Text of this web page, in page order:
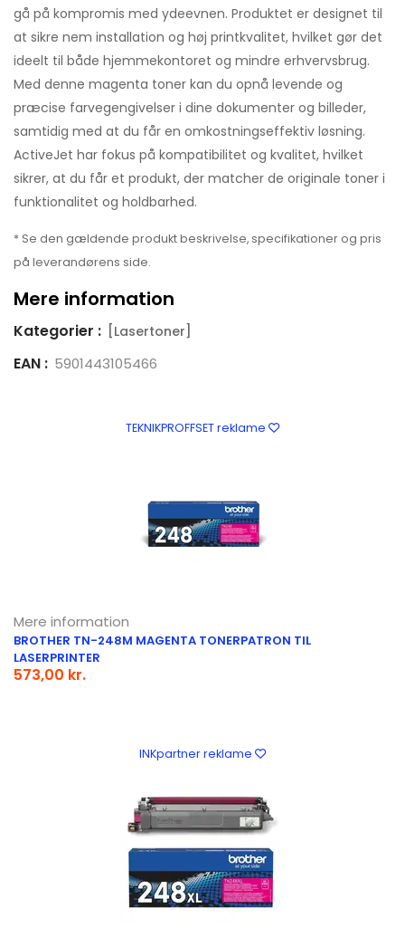
gå på kompromis med ydeevnen. Produktet er designet til
at sikre nem installation og høj printkvalitet, hvilket gør det
ideelt til både hjemmekontoret og mindre erhvervsbrug.
Med denne magenta toner kan du opnå levende og
præcise farvegengivelser i dine dokumenter og billeder,
samtidig med at du får en omkostningseffektiv løsning.
ActiveJet har fokus på kompatibilitet og kvalitet, hvilket
sikrer, at du får et produkt, der matcher de originale toner i
funktionalitet og holdbarhed.
* Se den gældende produkt beskrivelse, specifikationer og pris
på leverandørens side.
Mere information
Kategorier : [Lasertoner]
EAN : 5901443105466
TEKNIKPROFFSET reklame
Mere information
BROTHER TN-248M MAGENTA TONERPATRON TIL
LASERPRINTER
573,00 kr.
INKpartner reklame